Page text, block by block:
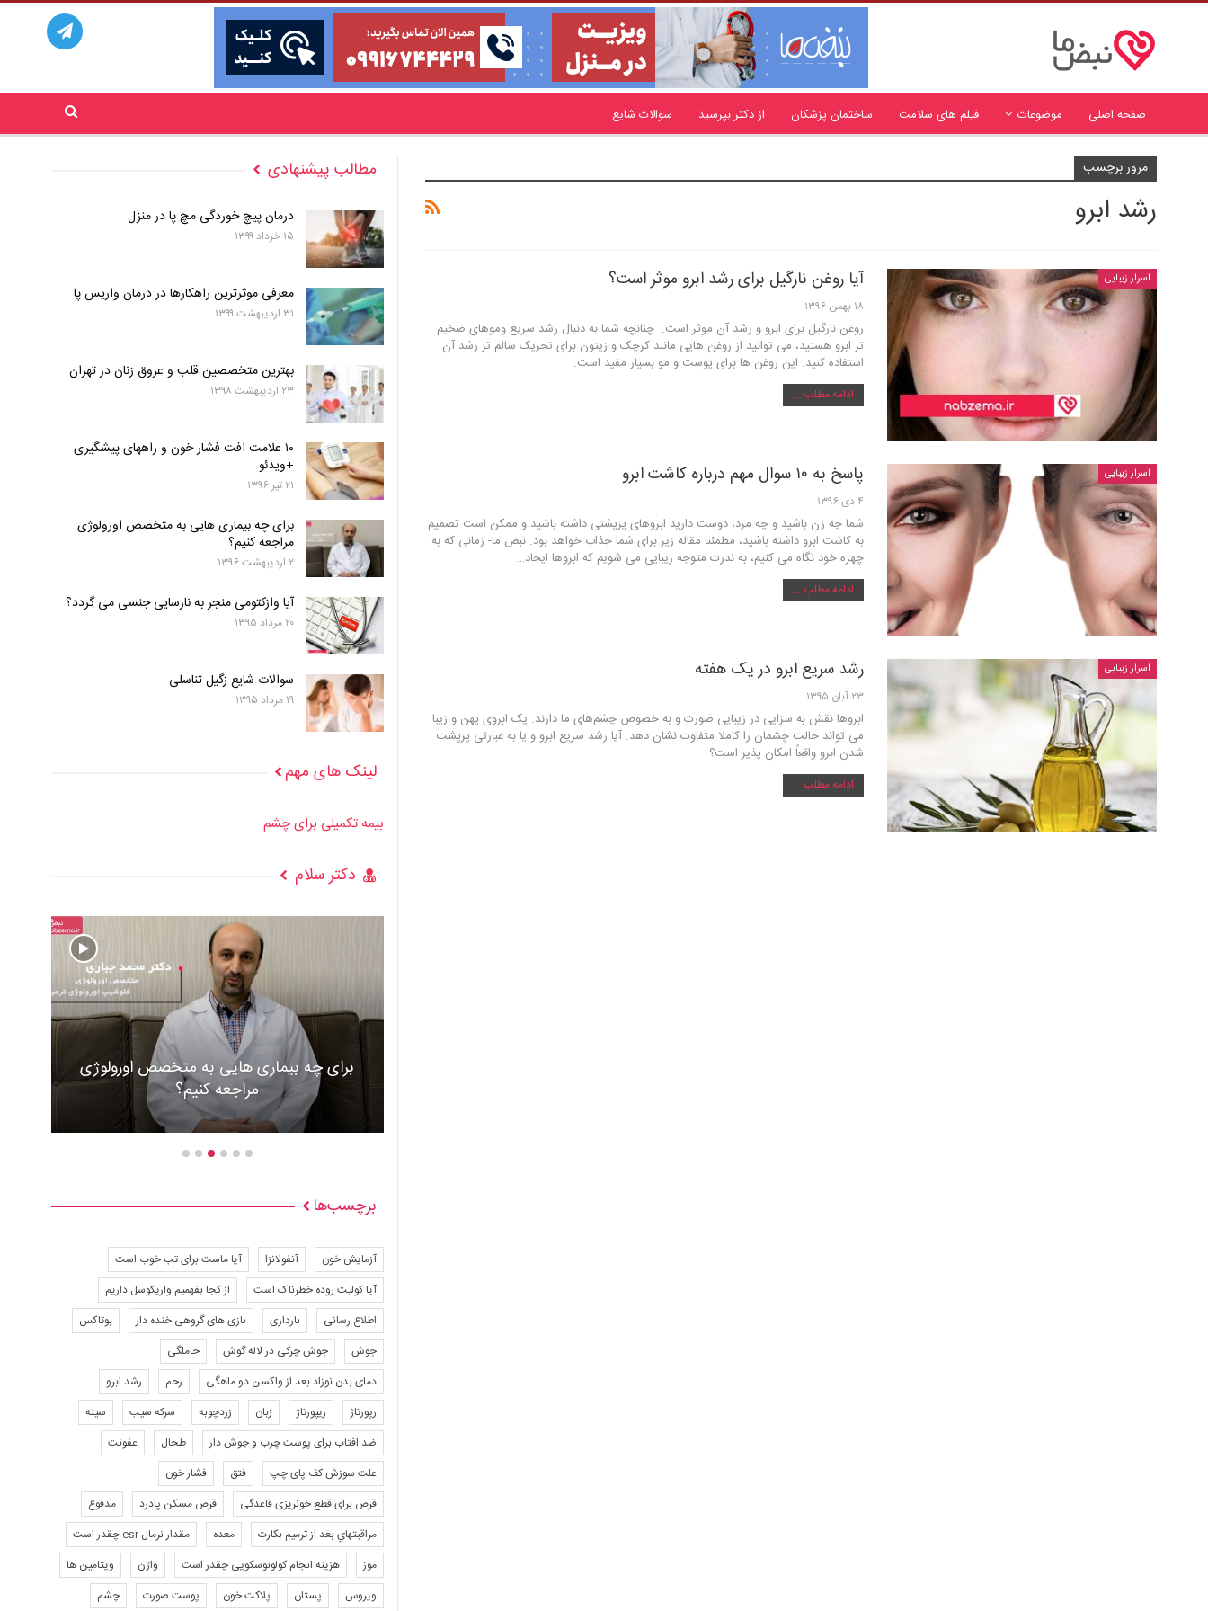
صفحه اصلی موضوعات فیلم های سلامت ساختمان پزشکان از دکتر بپرسید سوالات شایع
مرور برچسب
رشد ابرو
اسرار زیبایی آیا روغن نارگیل برای رشد ابرو موثر است؟
۱۸ بهمن ۱۳۹۶
روغن نارگیل برای ابرو و رشد آن موثر است. چنانچه شما به دنبال رشد سریع وموهای ضخیم
تر ابرو هستید، می توانید از روغن هایی مانند کرچک و زیتون برای تحریک سالم تر رشد آن
استفاده کنید. این روغن ها برای پوست و مو بسیار مفید است.
ادامه مطلب ...
اسرار زیبایی پاسخ به ۱۰ سوال مهم درباره کاشت ابرو
۴ دی ۱۳۹۶
شما چه زن باشید و چه مرد، دوست دارید ابروهای پرپشتی داشته باشید و ممکن است تصمیم
به کاشت ابرو داشته باشید، مطمئنا مقاله زیر برای شما جذاب خواهد بود. نبض ما- زمانی که به
چهره خود نگاه می کنیم، به ندرت متوجه زیبایی می شویم که ابروها ایجاد…
ادامه مطلب ...
اسرار زیبایی رشد سریع ابرو در یک هفته
۲۳ آبان ۱۳۹۵
ابروها نقش به سزایی در زیبایی صورت و به خصوص چشم‌های ما دارند. یک ابروی پهن و زیبا
می تواند حالت چشمان را کاملا متفاوت نشان دهد. آیا رشد سریع ابرو و یا به عبارتی پرپشت
شدن ابرو واقعاً‌ امکان پذیر است؟
ادامه مطلب ...
مطالب پیشنهادی
درمان پیچ خوردگی مچ پا در منزل
۱۵ خرداد ۱۳۹۹
معرفی موثرترین راهکارها در درمان واریس پا
۳۱ اردیبهشت ۱۳۹۹
بهترین متخصصین قلب و عروق زنان در تهران
۲۳ اردیبهشت ۱۳۹۸
۱۰ علامت افت فشار خون و راههای پیشگیری
+ویدئو
۲۱ تیر ۱۳۹۶
برای چه بیماری هایی به متخصص اورولوژی
مراجعه کنیم؟
۲ اردیبهشت ۱۳۹۶
آیا وازکتومی منجر به نارسایی جنسی می گردد؟
۲۰ مرداد ۱۳۹۵
سوالات شایع زگیل تناسلی
۱۹ مرداد ۱۳۹۵
لینک های مهم
بیمه تکمیلی برای چشم
دکتر سلام
برای چه بیماری هایی به متخصص اورولوژی
عوارض و علل گذاشتن
برچسب‌ها
آزمایش خون آنفولانزا
آیا ماست برای تب خوب است
آیا کولیت روده خطرناک است
از کجا بفهمیم واریکوسل داریم
اطلاع رسانی
بارداری بازی های گروهی خنده دار
بوتاکس
جوش
جوش چرکی در لاله گوش
حاملگی
دمای بدن نوزاد بعد از واکسن دو ماهگی
رحم
رشد ابرو
رپورتاژ
ریپورتاژ زبان زردچوبه سرکه سیب
سینه
ضد افتاب برای پوست چرب و جوش دار
طحال
عفونت
علت سوزش کف پای چپ
فتق
فشار خون
قرص برای قطع خونریزی قاعدگی
قرص مسکن پادرد
مدفوع
مراقبتهاي بعد از ترميم بكارت
معده
مقدار نرمال esr چقدر است
موز
هزینه انجام کولونوسکوپی چقدر است واژن
ویتامین ها
ویروس
پستان پلاکت خون پوست صورت چشم